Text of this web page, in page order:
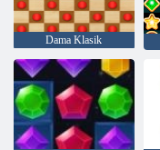
Dama Klasik